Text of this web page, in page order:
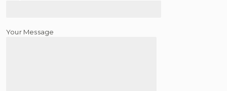
Your Message